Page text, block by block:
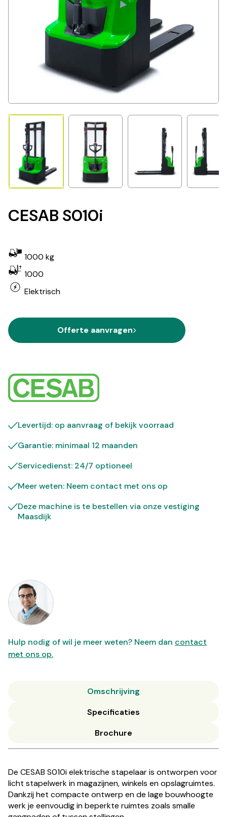
CESAB S010i
1000 kg
1000
Elektrisch
Offerte aanvragen
Levertijd: op aanvraag of bekijkvoorraad
Garantie: minimaal 12 maanden
Servicedienst: 24/7 optioneel
Meer weten: Neem contact met ons op
Deze machine is te bestellen via onze vestiging
Maasdijk
Hulp nodig of wil je meer weten? Neem dan contact
met ons op.
Omschrijving
Specificaties
Brochure
De CESAB S010i elektrische stapelaar is ontworpen voor
licht stapelwerk in magazijnen, winkels en opslagruimtes.
Dankzij het compacte ontwerp en de lage bouwhoogte
werk je eenvoudig in beperkte ruimtes zoals smalle